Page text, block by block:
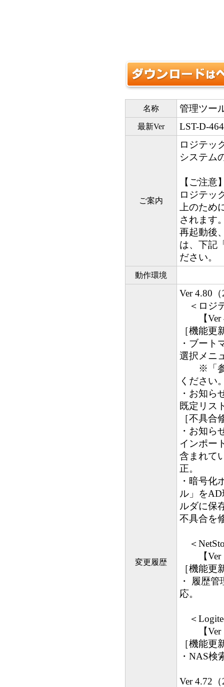
名称 管理ツー
最新Ver LST-D-
ご案内
ロジテッ
システム
【ご注意
ロジテッ
上のため
されます
再起動後
は、下記
ださい。
動作環境
変更履歴
Ver 4.80
＜ロジ
【Ver
［機能更
・ブート
選択メニ
※「参
ください
・お知ら
既定リス
［不具合
・お知ら
インポー
含まれて
正。
・暗号化
ル」を
ルダに保
不具合を
＜
【Ver
［機能更
・ 履歴
応。
＜
【Ver
［機能更
・NAS検
Ver 4.72